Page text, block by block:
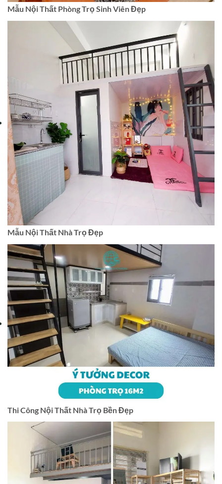
Mẫu Nội Thất Phòng Trọ Sinh Viên Đẹp
Mẫu Nội Thất Nhà Trọ Đẹp
Thi Công Nội Thất Nhà Trọ Bền Đẹp